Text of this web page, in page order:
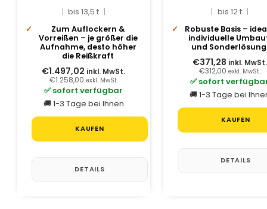
bis 13,5 t
Zum Auflockern &
Vorreißen – je größer die
Aufnahme, desto höher
die Reißkraft
€1.497,02 inkl. MwSt.
€1.258,00 exkl. MwSt.
✅ sofort verfügbar
🚚 1-3 Tage bei Ihnen
KAUFEN
DETAILS
bis 12 t
Robuste Basis –
individuelle
und
€371,28 inkl. MwSt.
€312,00 exkl. MwSt.
✅ sofort
🚚 1-3 Tage bei
KAUFEN
DETAILS